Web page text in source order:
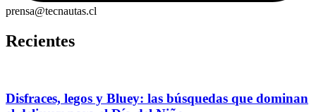
prensa@tecnautas.cl
Recientes
Disfraces, legos y Bluey: las búsquedas que dominan